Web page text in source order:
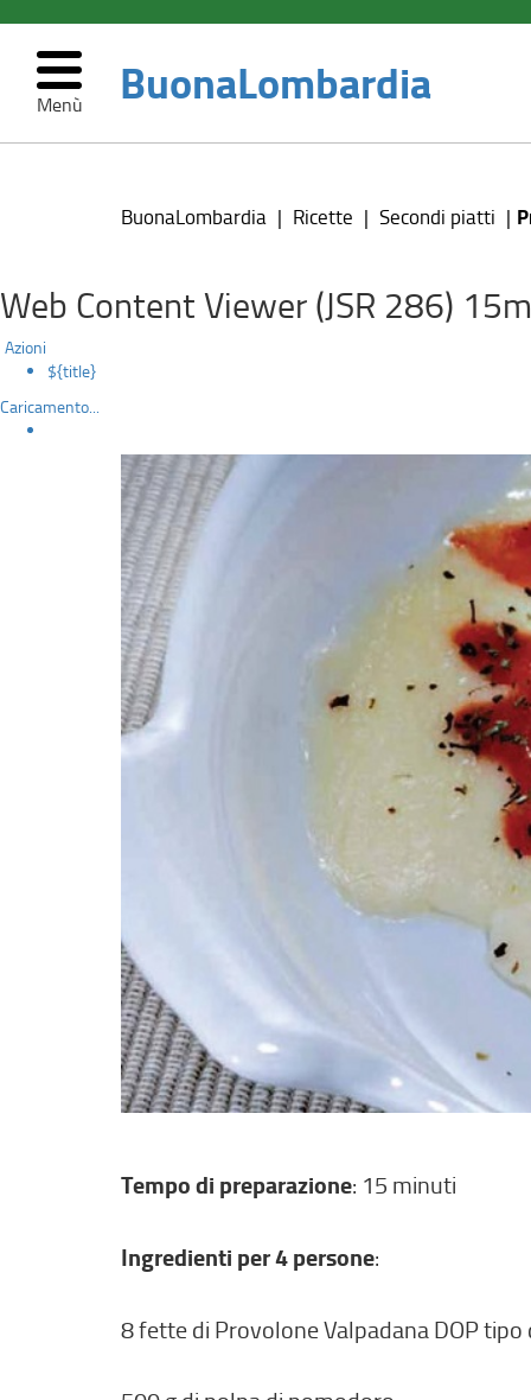
Menù BuonaLombardia
BuonaLombardia Ricette Secondi piatti
Web Content Viewer (JSR 286)
Azioni
${title}
Caricamento...
Tempo di preparazione: 15 minuti
Ingredienti per 4 persone:
8 fette di Provolone Valpadana DOP tipo